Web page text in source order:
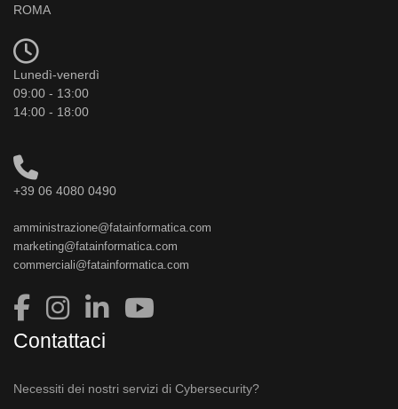
ROMA
Lunedì-venerdì
09:00 - 13:00
14:00 - 18:00
+39 06 4080 0490
amministrazione@fatainformatica.com
marketing@fatainformatica.com
commerciali@fatainformatica.com
Contattaci
Necessiti dei nostri servizi di Cybersecurity?